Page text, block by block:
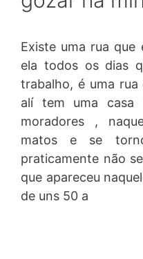
Existe uma rua
ela todos os dias
trabalho, é uma
alí tem uma casa
moradores ,
matos e se
praticamente não
que apareceu
de uns 50 a